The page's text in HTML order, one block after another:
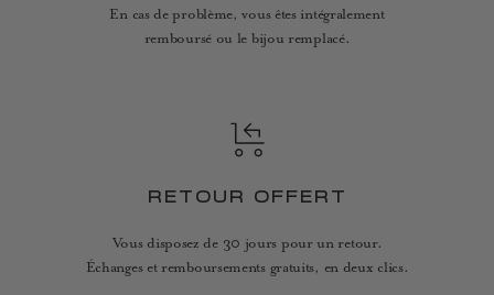
En cas de problème, vous êtes intégralement
remboursé ou le bijou remplacé.
RETOUR OFFERT
Vous disposez de 30 jours pour un retour.
Échanges et remboursements gratuits, en deux clics.